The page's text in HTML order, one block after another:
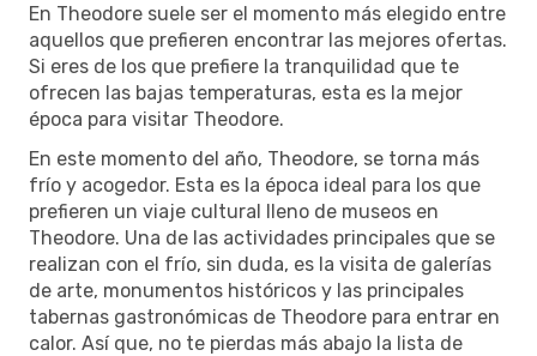
En Theodore suele ser el momento más elegido entre
aquellos que prefieren encontrar las mejores ofertas.
Si eres de los que prefiere la tranquilidad que te
ofrecen las bajas temperaturas, esta es la mejor
época para visitar Theodore.
En este momento del año, Theodore, se torna más
frío y acogedor. Esta es la época ideal para los que
prefieren un viaje cultural lleno de museos en
Theodore. Una de las actividades principales que se
realizan con el frío, sin duda, es la visita de galerías
de arte, monumentos históricos y las principales
tabernas gastronómicas de Theodore para entrar en
calor. Así que, no te pierdas más abajo la lista de